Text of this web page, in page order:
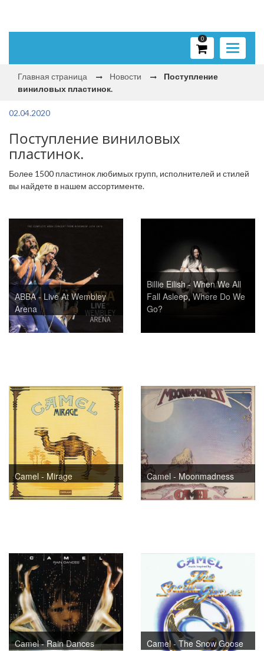
Toggle
0
Главная страница Новости
Поступление
виниловых пластинок.
02.04.2020
Поступление виниловых
пластинок.
Более 1500 пластинок любимых групп, исполнителей и стилей
вы найдете в нашем ассортименте.
ABBA - Live At Wembley
Arena
Billie Eilish - When We All
Fall Asleep, Where Do We
Go?
Camel - Mirage Camel - Moonmadness
Camel - Rain Dances Camel - The Snow Goose